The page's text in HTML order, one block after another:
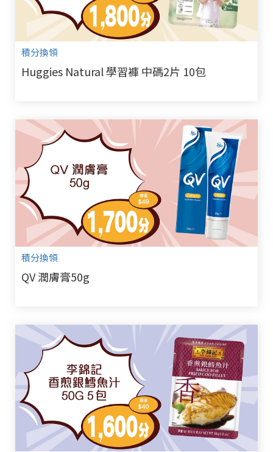
積分換領
Huggies Natural 學習褲 中碼2片 10包
積分換領
QV 潤膚膏50g